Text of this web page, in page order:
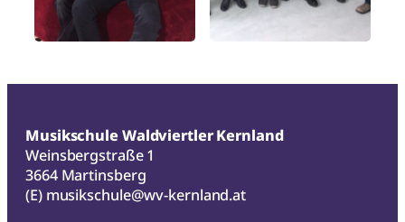
Musikschule Waldviertler Kernland
Weinsbergstraße 1
3664 Martinsberg
(E) musikschule@wv-kernland.at